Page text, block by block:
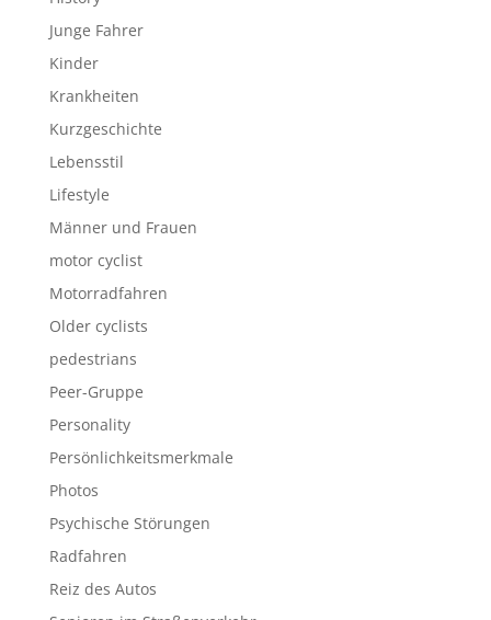
Junge Fahrer
Kinder
Krankheiten
Kurzgeschichte
Lebensstil
Lifestyle
Männer und Frauen
motor cyclist
Motorradfahren
Older cyclists
pedestrians
Peer-Gruppe
Personality
Persönlichkeitsmerkmale
Photos
Psychische Störungen
Radfahren
Reiz des Autos